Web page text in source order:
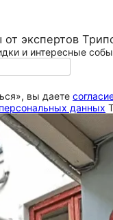
экспертов
и интересные
вы даете
данных